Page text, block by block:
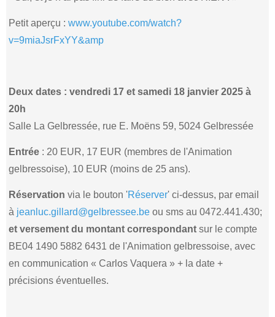
Petit aperçu :www.youtube.com/watch?
v=9miaJsrFxYY&amp
Deux dates : vendredi 17 et samedi 18 janvier 2025 à
20h
Salle La Gelbressée, rue E. Moëns 59, 5024 Gelbressée
Entrée : 20 EUR, 17 EUR (membres de l'Animation
gelbressoise), 10 EUR (moins de 25 ans).
Réservation via le bouton 'Réserver' ci-dessus, par email
à jeanluc.gillard@gelbressee.be ou sms au 0472.441.430;
et versement du montant correspondant sur le compte
BE04 1490 5882 6431 de l'Animation gelbressoise, avec
en communication « Carlos Vaquera » + la date +
précisions éventuelles.